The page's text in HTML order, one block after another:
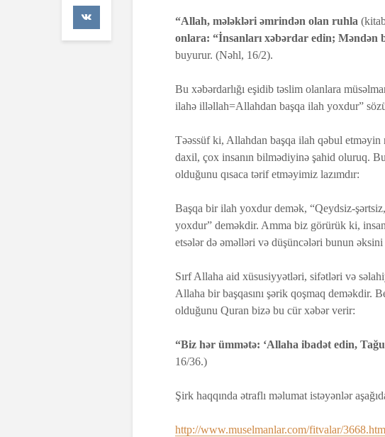
“Allah, mələkləri əmrindən olan ruhla
onlara: “İnsanları xəbərdar edin; Məndən
buyurur. (Nəhl, 16/2).
Bu xəbərdarlığı eşidib təslim olanlara
ilahə illəllah=Allahdan başqa ilah yoxdur”
Təəssüf ki, Allahdan başqa ilah qəbul
daxil, çox insanın bilmədiyinə şahid oluruq.
olduğunu qısaca tərif etməyimiz lazımdır:
Başqa bir ilah yoxdur demək, “Qeydsiz-
yoxdur” deməkdir. Amma biz görürük ki,
etsələr də əməlləri və düşüncələri bunun
Sırf Allaha aid xüsusiyyətləri, sifətləri və
Allaha bir başqasını şərik qoşmaq deməkdir.
olduğunu Quran bizə bu cür xəbər verir:
“Biz hər ümmətə: ‘Allaha ibadət edin,
16/36.)
Şirk haqqında ətraflı məlumat istəyənlər
http://www.muselmanlar.com/fitvalar/
Əhzab surəsi
26 İyun 2026